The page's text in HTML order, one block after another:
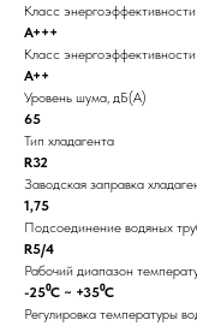
Класс
A+++
Класс
A++
Уровень шума, дБ(A)
65
Тип хладагента
R32
Заводская заправка
1,75
Подсоединение водяных
R5/4
Рабочий диапазон
-25⁰C ~ +35⁰C
Регулировка температуры